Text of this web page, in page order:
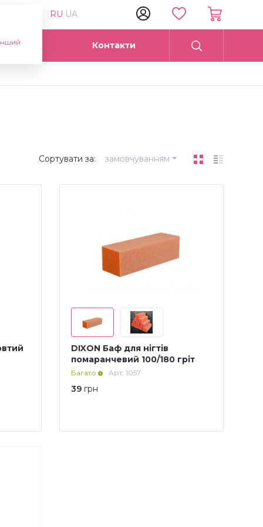
RU UA
Опт Контакти
Сортувати за: замовчуванням
DIXON Баф для нігтів
помаранчевий 100/180 гріт
Багато Арт: 1057
39 грн